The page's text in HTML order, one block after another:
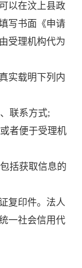
以在汶上县政
写书面《申请
受理机构代为
实载明下列内
联系方式;
者便于受理机
括获取信息的
复印件。法人
一社会信用代